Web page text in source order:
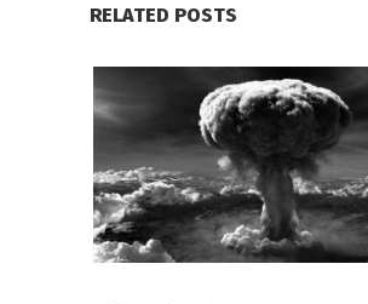
RELATED POSTS